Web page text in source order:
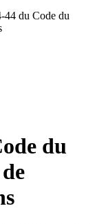
44 du Code du
du